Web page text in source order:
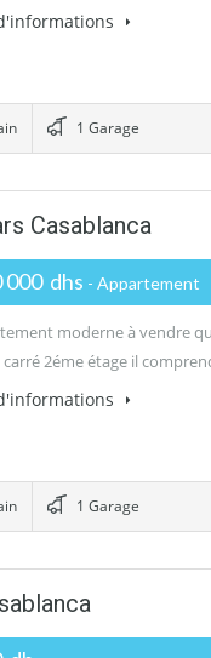
1 Garage
Casablanca
000 dhs - Appartement
moderne à vendre
2éme étage il
1 Garage